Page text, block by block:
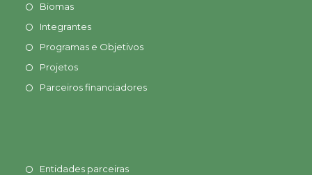
Biomas
Integrantes
Programas e Objetivos
Projetos
Parceiros financiadores
Entidades parceiras